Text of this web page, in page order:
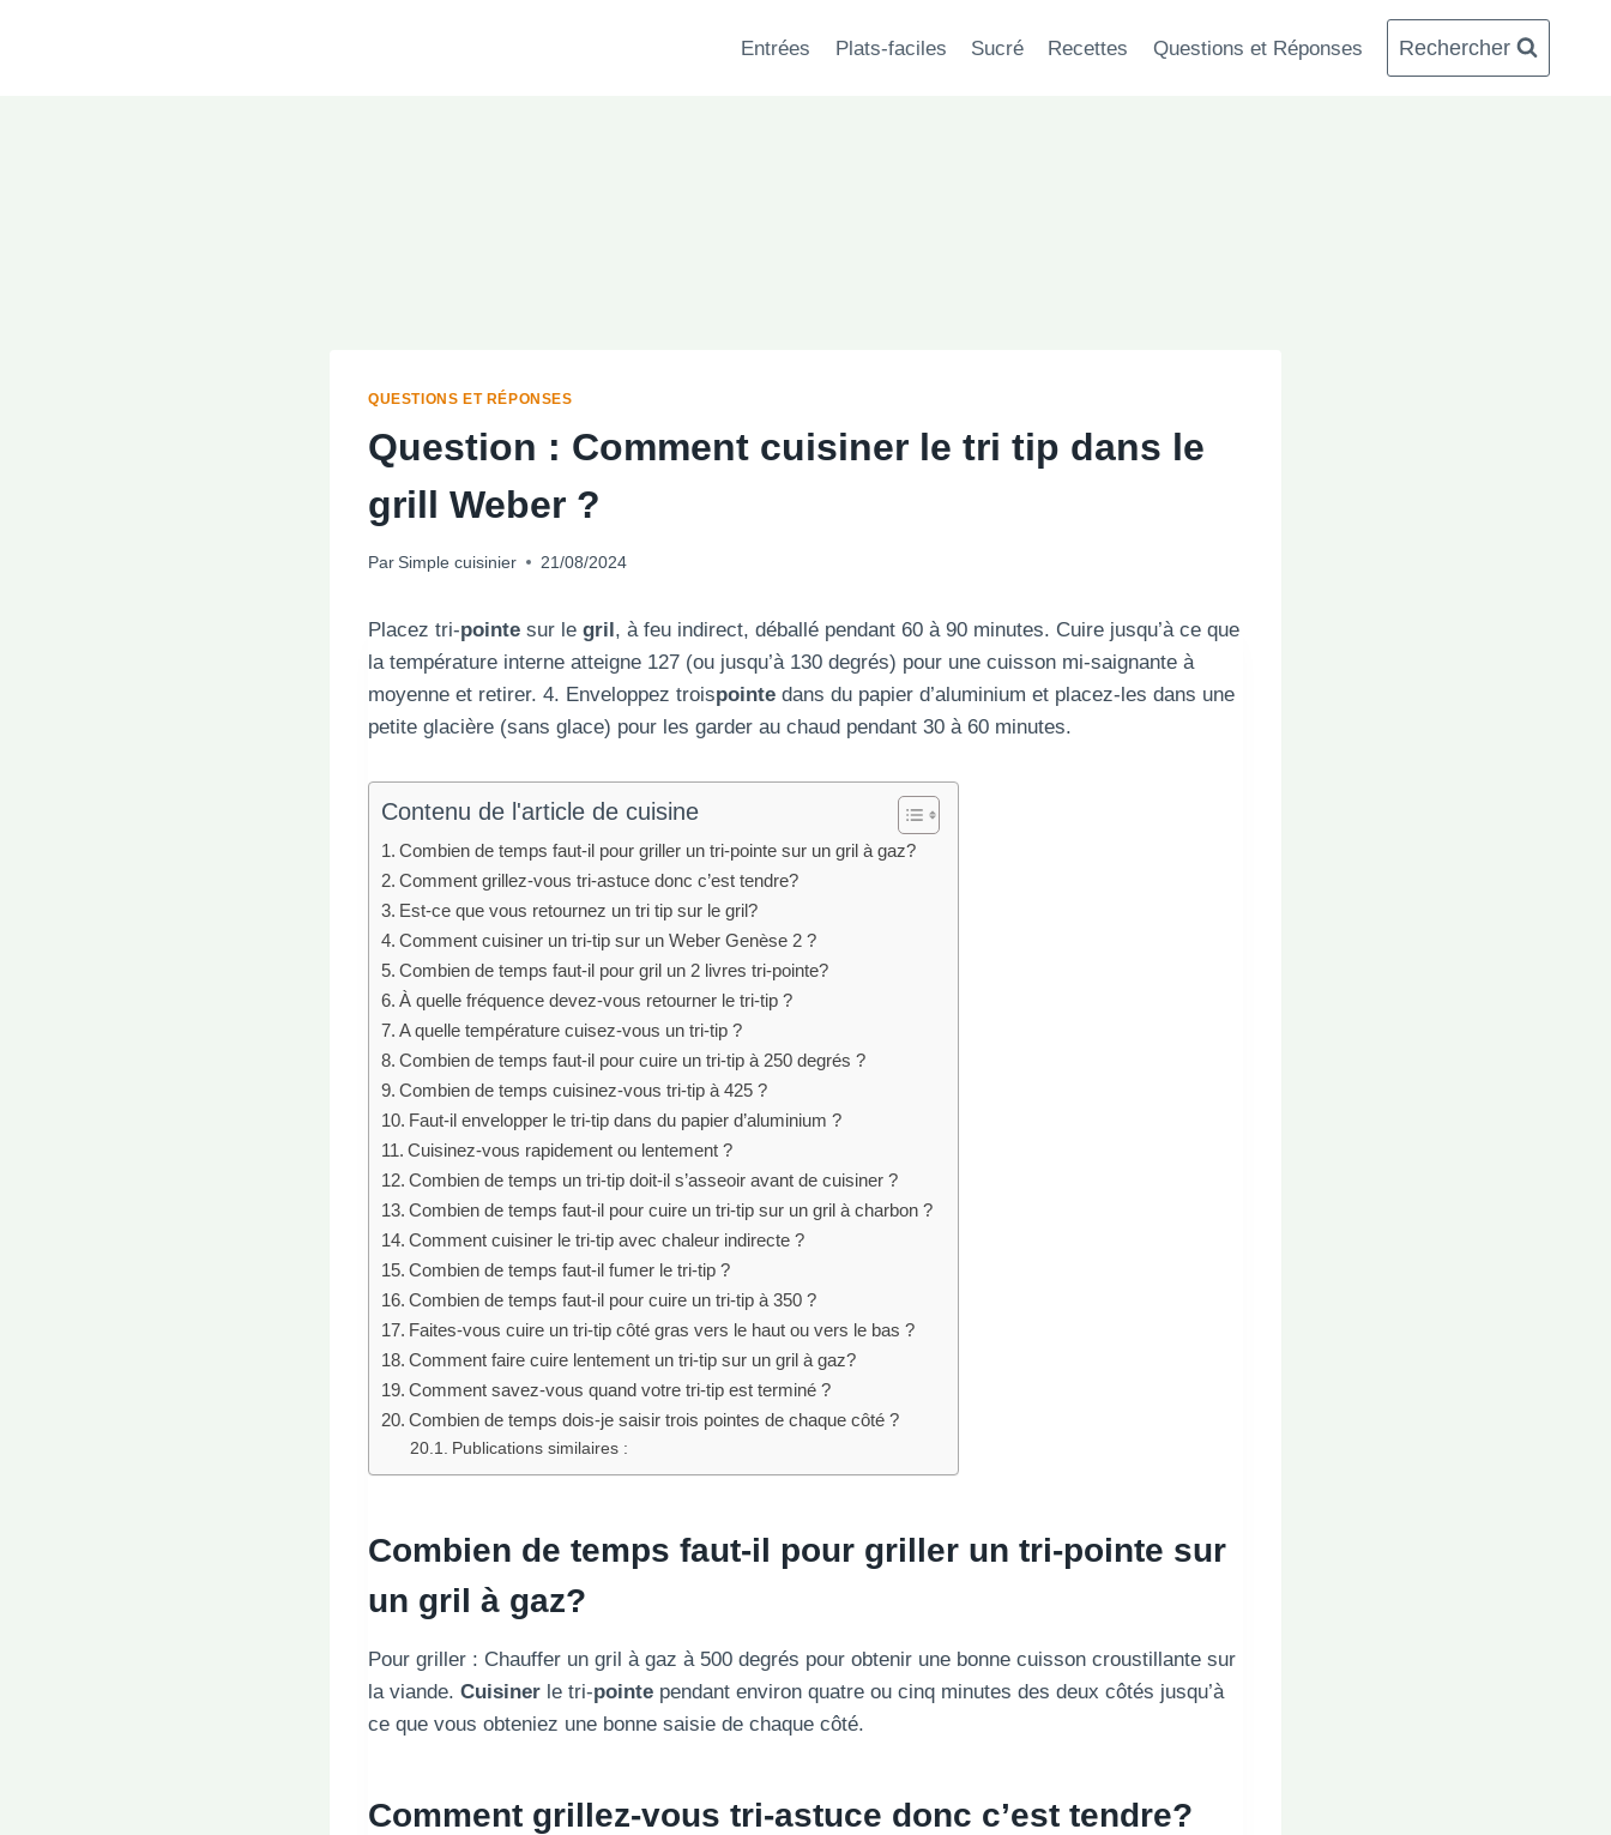
Entrées Plats-faciles Sucré Recettes Questions et Réponses Rechercher
QUESTIONS ET RÉPONSES
Question : Comment cuisiner le tri tip dans le
grill Weber ?
Par Simple cuisinier 21/08/2024
Placez tri-pointe sur le gril, à feu indirect, déballé pendant 60 à 90 minutes. Cuire jusqu’à ce que
la température interne atteigne 127 (ou jusqu’à 130 degrés) pour une cuisson mi-saignante à
moyenne et retirer. 4. Enveloppez troispointe dans du papier d’aluminium et placez-les dans une
petite glacière (sans glace) pour les garder au chaud pendant 30 à 60 minutes.
Contenu de l'article de cuisine
Combien de temps faut-il pour griller un tri-pointe sur un gril à gaz?
Comment grillez-vous tri-astuce donc c’est tendre?
Est-ce que vous retournez un tri tip sur le gril?
Comment cuisiner un tri-tip sur un Weber Genèse 2 ?
Combien de temps faut-il pour gril un 2 livres tri-pointe?
À quelle fréquence devez-vous retourner le tri-tip ?
A quelle température cuisez-vous un tri-tip ?
Combien de temps faut-il pour cuire un tri-tip à 250 degrés ?
Combien de temps cuisinez-vous tri-tip à 425 ?
Faut-il envelopper le tri-tip dans du papier d’aluminium ?
Cuisinez-vous rapidement ou lentement ?
Combien de temps un tri-tip doit-il s’asseoir avant de cuisiner ?
Combien de temps faut-il pour cuire un tri-tip sur un gril à charbon ?
Comment cuisiner le tri-tip avec chaleur indirecte ?
Combien de temps faut-il fumer le tri-tip ?
Combien de temps faut-il pour cuire un tri-tip à 350 ?
Faites-vous cuire un tri-tip côté gras vers le haut ou vers le bas ?
Comment faire cuire lentement un tri-tip sur un gril à gaz?
Comment savez-vous quand votre tri-tip est terminé ?
Combien de temps dois-je saisir trois pointes de chaque côté ?
Publications similaires :
Combien de temps faut-il pour griller un tri-pointe sur
un gril à gaz?
Pour griller : Chauffer un gril à gaz à 500 degrés pour obtenir une bonne cuisson croustillante sur
la viande. Cuisiner le tri-pointe pendant environ quatre ou cinq minutes des deux côtés jusqu’à
ce que vous obteniez une bonne saisie de chaque côté.
Comment grillez-vous tri-astuce donc c’est tendre?